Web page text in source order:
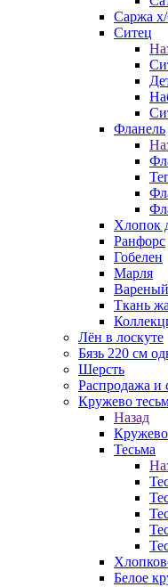
Саржа
Ситец
Фланель
Хлопок
Ранфорс
Гобелен
Марля
Ткань
Лён в лоскуте
Бязь 220 см
Шерсть
Распродажа и
Кружево
Назад
Кружево
Тесьма
Белое